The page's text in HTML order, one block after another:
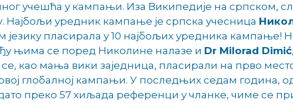
учешћа у кампањи. Иза Википедије на српском,
Најбољи уредник кампање је српска учесница
језику пласирала у 10 најбољих уредника
њима се поред Николине налазе и Dr Milorad Dimić,
се, као мања вики заједница, пласирали на прво
глобалној кампањи. У последњих седам година,
преко 57 хиљада референци у чланке, чиме се